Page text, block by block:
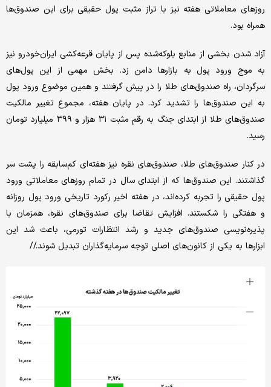
روزهای معاملاتی هفته نیز با تراز مثبت پول حقیقی برای این صندوق‌ها
همراه بود.
آزاد شدن بخشی از منابع بلوکه‌شده پس از پایان قرعه‌کشی ایران‌خودرو نیز
به موج ورود پول به بازارها دامن زد. بخش مهمی از این پول‌های
سرگردان، راه صندوق‌های طلا را در پیش گرفتند و همین موضوع ورود پول
به این صندوق‌ها را تشدید کرد. در پایان هفته، مجموع تغییر مالکیت
صندوق‌های طلا از ابتدای جنگ به رقم مثبت ۳۱ هزار و ۳۹۹ میلیارد تومان
رسید.
در کنار صندوق‌های طلا، صندوق‌های نقره نیز هفته‌ای کم‌سابقه را پشت سر
گذاشتند. این صندوق‌ها که از ابتدای سال در تمام روزهای معاملاتی ورود
پول حقیقی را تجربه کرده‌اند، در هفته اخیر رکورد تاریخی ورود پول روزانه
و هفتگی را شکستند. افزایش تقاضا برای صندوق‌های نقره، همزمان با
پذیره‌نویسی صندوق‌های جدید و رشد انتظارات تورمی، باعث شد این
ابزارها به یکی از کانون‌های اصلی توجه سرمایه‌گذاران تبدیل شوند.//